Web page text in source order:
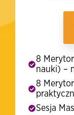
8
nauki) –
8
Sesja